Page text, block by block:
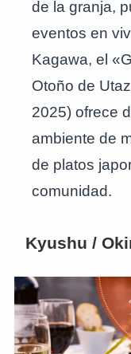
de la granja,
eventos en
Kagawa, el
Otoño de
2025) ofrece
ambiente de
de platos
comunidad.
Kyushu /